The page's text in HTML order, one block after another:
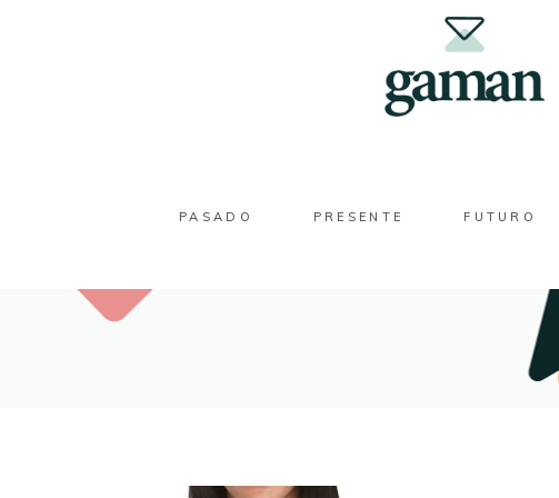
PASADO PRESENTE FUTURO